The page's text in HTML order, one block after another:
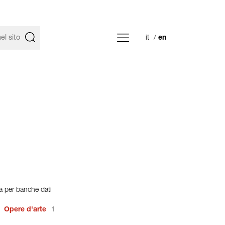
it en
per banche dati
Opere d'arte 1